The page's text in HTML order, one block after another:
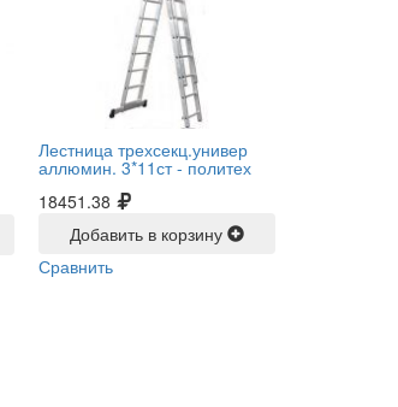
Лестница трехсекц.универ
аллюмин. 3*11ст -политех
18451.38
Добавить в корзину
Сравнить